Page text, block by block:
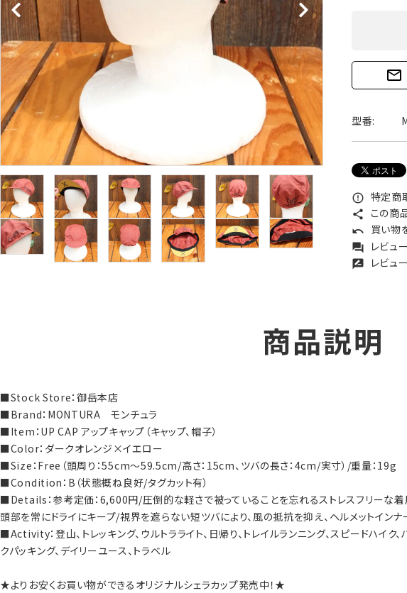
River Sports
ア！
キャンプに向けたギア！
mail_outline
型番:
error_outline 特定商
share この商
undo 買い物
forum レビュ
rate_review レビュ
商品説明
■Stock Store：御岳本店
■Brand：MONTURA モンチュラ
■Item：UP CAP アップキャップ（キャップ、帽子）
■Color：ダークオレンジ×イエロー
■Size：Free（頭周り：55cm～59.5cm/高さ：15cm、ツバの長さ：4cm/実寸）/重量：19g
■Condition：B（状態概ね良好/タグカット有）
■Details：参考定価：6,600円/圧倒的な軽さで被っていることを忘れるストレスフリーな
頭部を常にドライにキープ/視界を遮らない短ツバにより、風の抵抗を抑え、ヘルメットイン
■Activity：登山、トレッキング、ウルトラライト、日帰り、トレイルランニング、スピードハイク、
クパッキング、デイリーユース、トラベル
★よりお安くお買い物ができるオリジナルシェラカップ発売中！★